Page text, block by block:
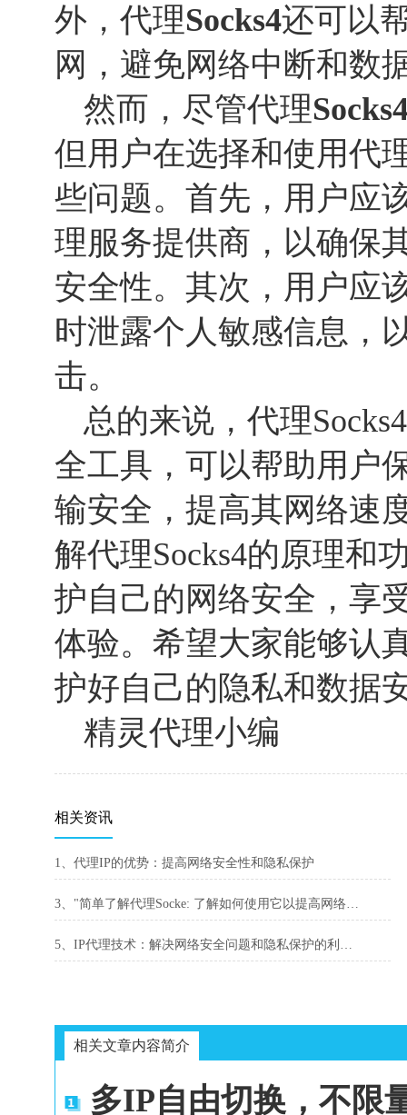
外，代理Socks4还可以
网，避免网络中断和数
然而，尽管代理Socks
但用户在选择和使用代
些问题。首先，用户应
理服务提供商，以确保
安全性。其次，用户应
时泄露个人敏感信息，
击。
总的来说，代理
全工具，可以帮助用户
输安全，提高其网络速
解代理Socks4的原理和
护自己的网络安全，享
体验。希望大家能够认
护好自己的隐私和数据
精灵代理小编
相关资讯
1、代理IP的优势：提高网络安全性和隐私保护
3、"简单了解代理Socke: 了解如何使用它以提高网络安全性"
5、IP代理技术：解决网络安全问题和隐私保护的利器。
相关文章内容简介
多IP自由切换，不限